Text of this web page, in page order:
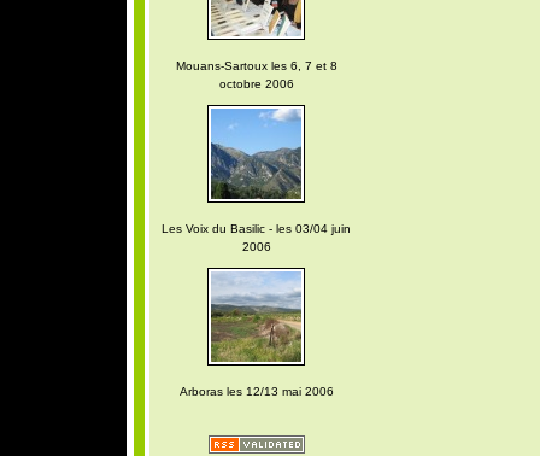
Mouans-Sartoux les 6, 7 et 8
octobre 2006
Les Voix du Basilic - les 03/04 juin
2006
Arboras les 12/13 mai 2006